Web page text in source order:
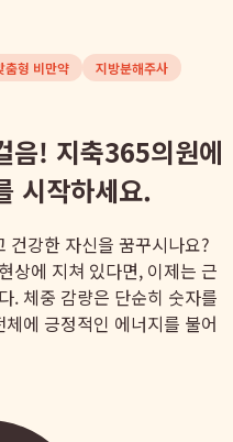
춤형 비만약
지방분해주사
음! 지축365의원에
시작하세요.
건강한 자신을 꿈꾸시나요?
상에 지쳐 있다면, 이제는 근
. 체중 감량은 단순히 숫자를
에 긍정적인 에너지를 불어